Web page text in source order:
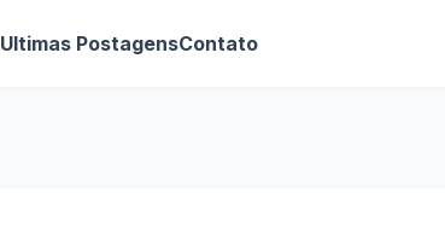
Ultimas PostagensContato